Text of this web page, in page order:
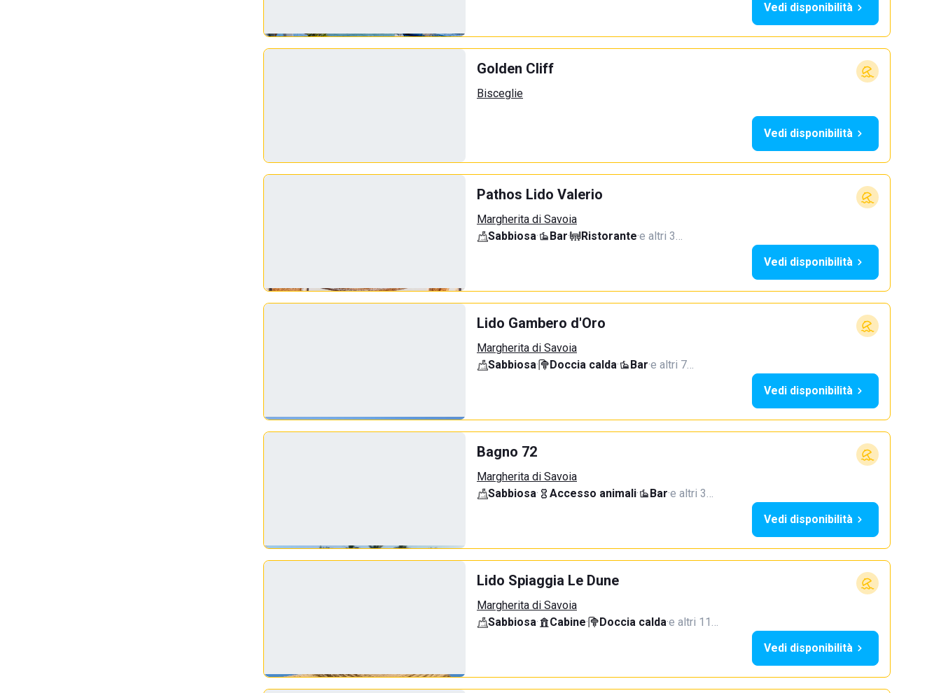
Vedi disponibilità
Golden Cliff
Bisceglie
Vedi disponibilità
Pathos Lido Valerio
Margherita di Savoia
Sabbiosa· Bar· Ristorante·e altri 3…
Vedi disponibilità
Lido Gambero d'Oro
Margherita di Savoia
Sabbiosa· Doccia calda· Bar·e altri 7…
Vedi disponibilità
Bagno 72
Margherita di Savoia
Sabbiosa· Accesso animali· Bar·e altri 3…
Vedi disponibilità
Lido Spiaggia Le Dune
Margherita di Savoia
Sabbiosa· Cabine· Doccia calda·e altri 11…
Vedi disponibilità